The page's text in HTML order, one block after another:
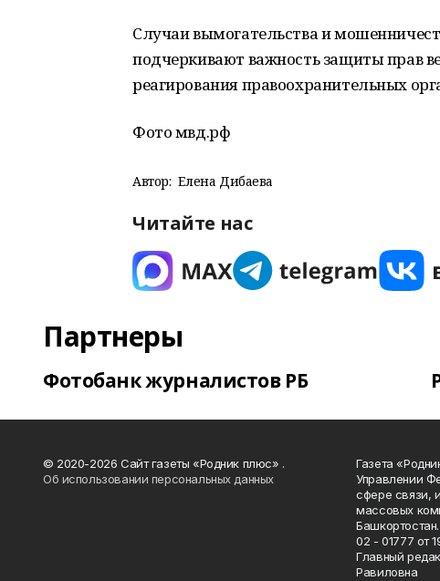
Случаи вымогательства и
подчеркивают важность защиты прав
реагирования правоохранительных
Фото мвд.рф
Автор: Елена Дибаева
Читайте нас
Партнеры
Фотобанк журналистов РБ
© 2020-2026 Сайт газеты «Родник плюс» .
Об использовании персональных данных
Газета
Управлении
сфере связи,
массовых
02 - 01777 от
Главный
Равиловна